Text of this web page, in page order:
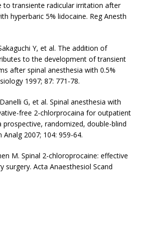
to transiente radicular irritation after
hyperbaric 5% lidocaine. Reg Anesth
Y, et al. The addition of
to the development of transient
after spinal anesthesia with 0.5%
1997; 87: 771-78.
G, et al. Spinal anesthesia with
free 2-chlorprocaina for outpatient
prospective, randomized, double-blind
2007; 104: 959-64.
M. Spinal 2-chloroprocaine: effective
surgery. Acta Anaesthesiol Scand